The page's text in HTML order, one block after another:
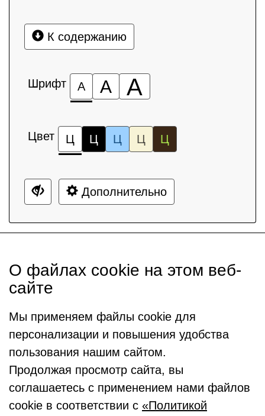
К содержанию
Шрифт А А А
Цвет Ц Ц Ц Ц Ц
Дополнительно
О файлах cookie на этом веб-
сайте
Мы применяем файлы cookie для
персонализации и повышения удобства
пользования нашим сайтом.
Продолжая просмотр сайта, вы
соглашаетесь с применением нами файлов
cookie в соответствии с «Политикой